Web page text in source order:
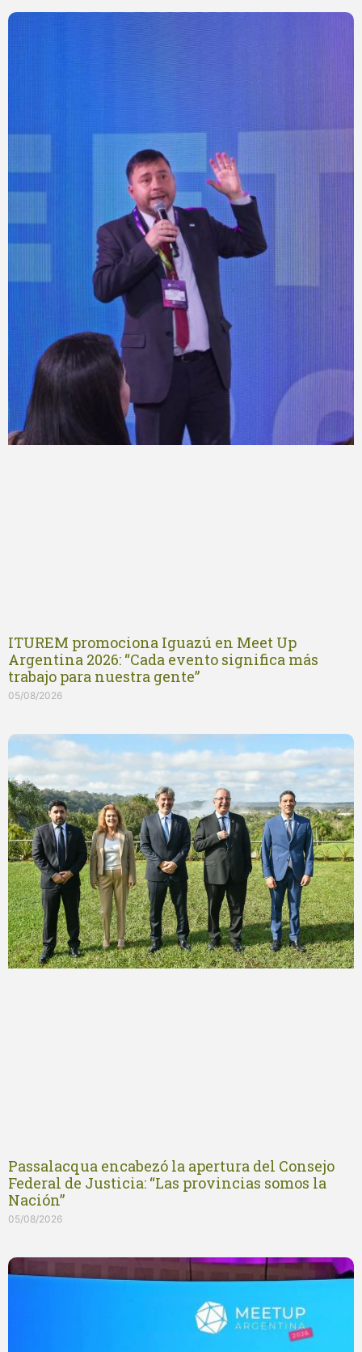
ITUREM promociona Iguazú en Meet Up
Argentina 2026: “Cada evento significa más
trabajo para nuestra gente”
05/08/2026
Passalacqua encabezó la apertura del Consejo
Federal de Justicia: “Las provincias somos la
Nación”
05/08/2026